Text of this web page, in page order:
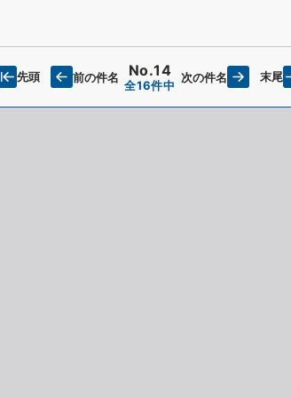
先頭 前の件名 No.14
全16件中
次の件名 末尾